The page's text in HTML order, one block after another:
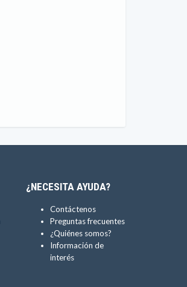
¿NECESITA AYUDA?
Contáctenos
Preguntas frecuentes
¿Quiénes somos?
Información de
interés